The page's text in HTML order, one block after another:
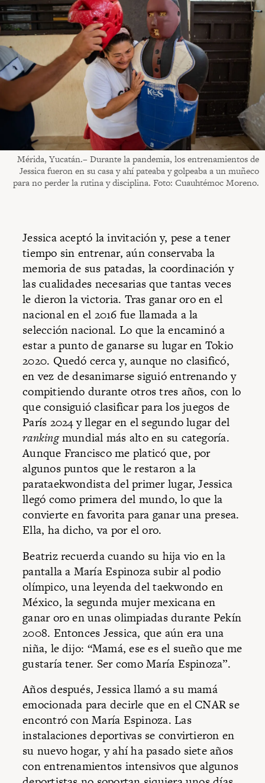
Mérida, Yucatán.– Durante la pandemia, los entrenamientos de
Jessica fueron en su casa y ahí pateaba y golpeaba a un muñeco
para no perder la rutina y disciplina. Foto: Cuauhtémoc Moreno.
Jessica aceptó la invitación y, pese a tener
tiempo sin entrenar, aún conservaba la
memoria de sus patadas, la coordinación y
las cualidades necesarias que tantas veces
le dieron la victoria. Tras ganar oro en el
nacional en el 2016 fue llamada a la
selección nacional. Lo que la encaminó a
estar a punto de ganarse su lugar en Tokio
2020. Quedó cerca y, aunque no clasificó,
en vez de desanimarse siguió entrenando y
compitiendo durante otros tres años, con lo
que consiguió clasificar para los juegos de
París 2024 y llegar en el segundo lugar del
rankingmundial más alto en su categoría.
Aunque Francisco me platicó que, por
algunos puntos que le restaron a la
parataekwondista del primer lugar, Jessica
llegó como primera del mundo, lo que la
convierte en favorita para ganar una presea.
Ella, ha dicho, va por el oro.
Beatriz recuerda cuando su hija vio en la
pantalla a María Espinoza subir al podio
olímpico, una leyenda del taekwondo en
México, la segunda mujer mexicana en
ganar oro en unas olimpiadas durante Pekín
2008. Entonces Jessica, que aún era una
niña, le dijo: “Mamá, ese es el sueño que me
gustaría tener. Ser como María Espinoza”.
Años después, Jessica llamó a su mamá
emocionada para decirle que en el CNAR se
encontró con María Espinoza. Las
instalaciones deportivas se convirtieron en
su nuevo hogar, y ahí ha pasado siete años
con entrenamientos intensivos que algunos